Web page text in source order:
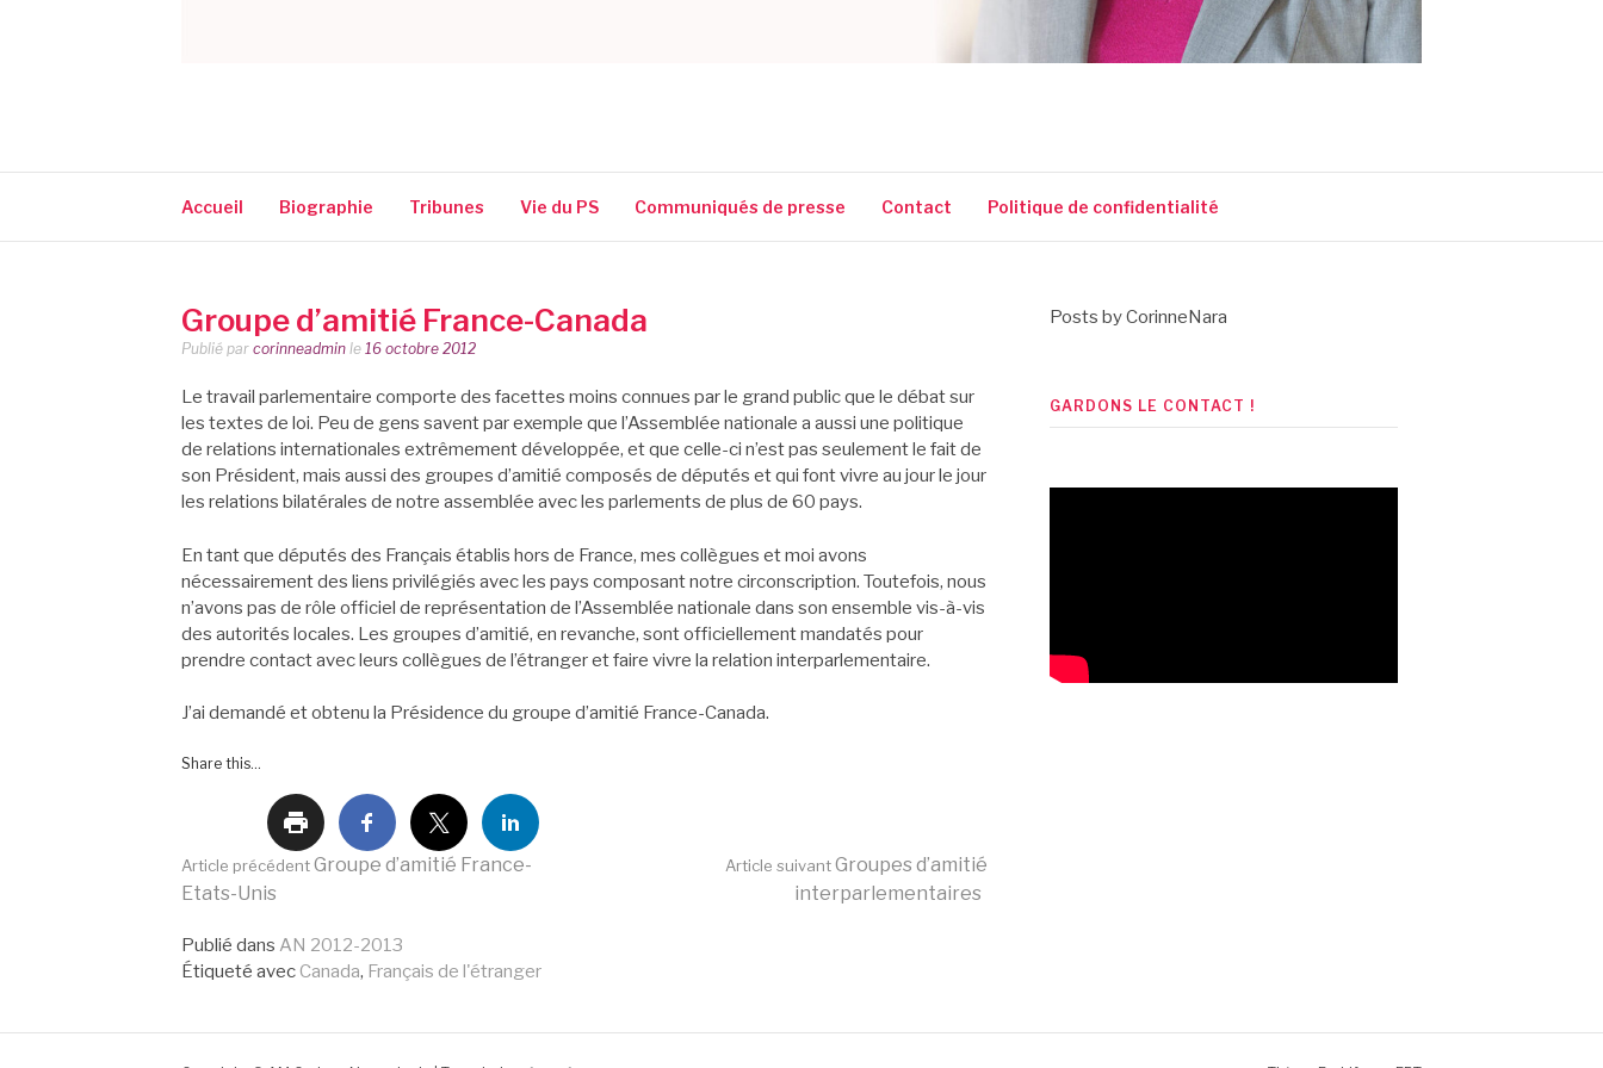
Accueil Biographie Tribunes Vie du PS Communiqués de presse Contact Politique de confidentialité
Groupe d’amitié France-Canada
Publié par corinneadmin le 16 octobre 2012
Le travail parlementaire comporte des facettes moins connues par le grand public que le débat sur
les textes de loi. Peu de gens savent par exemple que l’Assemblée nationale a aussi une politique
de relations internationales extrêmement développée, et que celle-ci n’est pas seulement le fait de
son Président, mais aussi des groupes d’amitié composés de députés et qui font vivre au jour le jour
les relations bilatérales de notre assemblée avec les parlements de plus de 60 pays.
En tant que députés des Français établis hors de France, mes collègues et moi avons
nécessairement des liens privilégiés avec les pays composant notre circonscription. Toutefois, nous
n’avons pas de rôle officiel de représentation de l’Assemblée nationale dans son ensemble vis-à-vis
des autorités locales. Les groupes d’amitié, en revanche, sont officiellement mandatés pour
prendre contact avec leurs collègues de l’étranger et faire vivre la relation interparlementaire.
J’ai demandé et obtenu la Présidence du groupe d’amitié France-Canada.
Share this...
Lire
la
suite
Article précédentGroupe d’amitié France-
Etats-Unis
Article suivantGroupes d’amitié
interparlementaires
Publié dans AN 2012-2013
Étiqueté avec Canada, Français de l'étranger
Posts by CorinneNara
GARDONS LE CONTACT !